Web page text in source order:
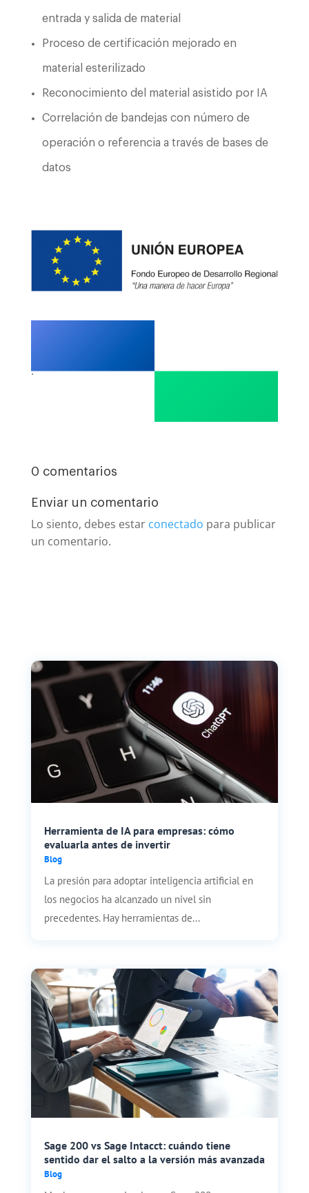
entrada y salida de material
Proceso de certificación mejorado en
material esterilizado
Reconocimiento del material asistido por IA
Correlación de bandejas con número de
operación o referencia a través de bases de
datos
.
0 comentarios
Enviar un comentario
Lo siento, debes estar conectado para publicar
un comentario.
Herramienta de IA para empresas: cómo
evaluarla antes de invertir
Blog
La presión para adoptar inteligencia artificial en
los negocios ha alcanzado un nivel sin
precedentes. Hay herramientas de...
Sage 200 vs Sage Intacct: cuándo tiene
sentido dar el salto a la versión más avanzada
Blog